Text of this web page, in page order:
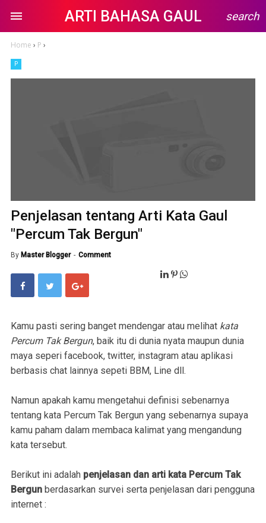
ARTI BAHASA GAUL search
Home › P ›
P
Penjelasan tentang Arti Kata Gaul
"Percum Tak Bergun"
By Master Blogger Comment
Kamu pasti sering banget mendengar atau melihat kata
Percum Tak Bergun, baik itu di dunia nyata maupun dunia
maya seperi facebook, twitter, instagram atau aplikasi
berbasis chat lainnya sepeti BBM, Line dll.
Namun apakah kamu mengetahui definisi sebenarnya
tentang kata Percum Tak Bergun yang sebenarnya supaya
kamu paham dalam membaca kalimat yang mengandung
kata tersebut.
Berikut ini adalah penjelasan dan arti kata Percum Tak
Bergun berdasarkan survei serta penjelasan dari pengguna
internet :